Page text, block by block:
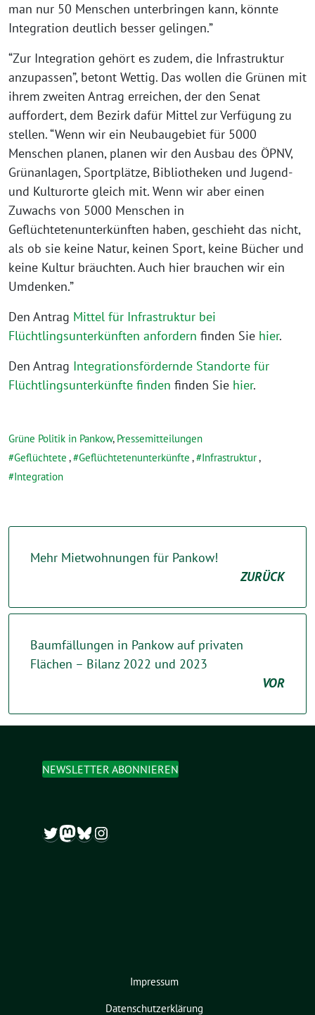
man nur 50 Menschen unterbringen kann, könnte
Integration deutlich besser gelingen.”
“Zur Integration gehört es zudem, die Infrastruktur
anzupassen”, betont Wettig. Das wollen die Grünen mit
ihrem zweiten Antrag erreichen, der den Senat
auffordert, dem Bezirk dafür Mittel zur Verfügung zu
stellen. “Wenn wir ein Neubaugebiet für 5000
Menschen planen, planen wir den Ausbau des ÖPNV,
Grünanlagen, Sportplätze, Bibliotheken und Jugend-
und Kulturorte gleich mit. Wenn wir aber einen
Zuwachs von 5000 Menschen in
Geflüchtetenunterkünften haben, geschieht das nicht,
als ob sie keine Natur, keinen Sport, keine Bücher und
keine Kultur bräuchten. Auch hier brauchen wir ein
Umdenken.”
Den Antrag Mittel für Infrastruktur bei
Flüchtlingsunterkünften anfordern finden Sie hier.
Den Antrag Integrationsfördernde Standorte für
Flüchtlingsunterkünfte finden finden Sie hier.
Grüne Politik in Pankow, Pressemitteilungen
Geflüchtete , Geflüchtetenunterkünfte , Infrastruktur,
Integration
Mehr Mietwohnungen für Pankow!
ZURÜCK
Baumfällungen in Pankow auf privaten
Flächen – Bilanz 2022 und 2023
VOR
NEWSLETTER ABONNIEREN
Twitter
Mastodon
Bluesky
Instagram
Impressum
Datenschutzerklärung